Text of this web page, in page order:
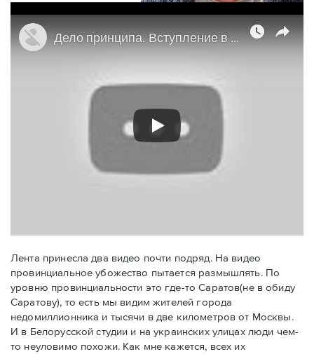
Лента принесла два видео почти подряд. На видео
провинциальное убожество пытается размышлять. По
уровню провинциальности это где-то Саратов(не в обиду
Саратову), то есть мы видим жителей города
недомиллионника и тысячи в две километров от Москвы.
И в Белорусской студии и на украинских улицах люди чем-
то неуловимо похожи. Как мне кажется, всех их